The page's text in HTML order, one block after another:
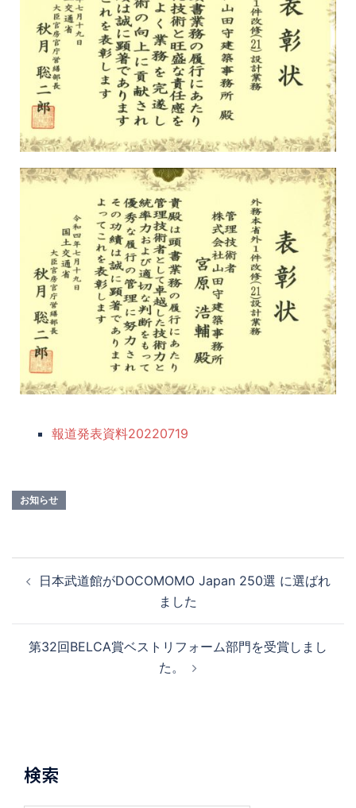
報道発表資料20220719
お知らせ
日本武道館がDOCOMOMO Japan 250選 に選ばれ
ました
第32回BELCA賞ベストリフォーム部門を受賞しまし
た。
検索